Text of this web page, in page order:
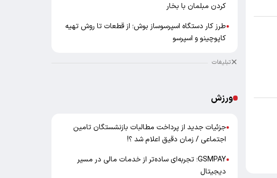
کردن مبلمان با بخار
●طرز کار دستگاه اسپرسوساز بوش؛ از قطعات تا روش تهیه
کاپوچینو و اسپرسو
تبلیغات
ورزش
●جزئیات جدید از پرداخت مطالبات بازنشستگان تامین
اجتماعی / زمان دقیق اعلام شد ؟!
●
GSMPAY؛ تجربه‌ای ساده‌تر از خدمات مالی در مسیر
دیجیتال